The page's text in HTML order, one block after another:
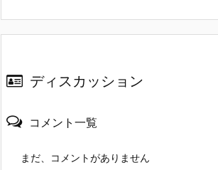
ディスカッション
コメント一覧
まだ、コメントがありません